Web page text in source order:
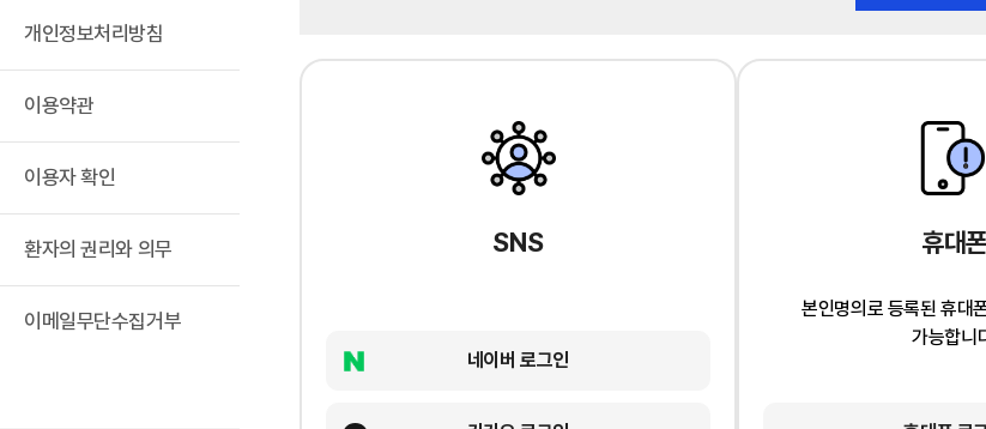
개인정보처리방침
이용약관
이용자 확인
환자의 권리와 의무
이메일무단수집거부
SNS
네이버 로그인
휴대폰
본인명의로 등록된 휴대
가능합니